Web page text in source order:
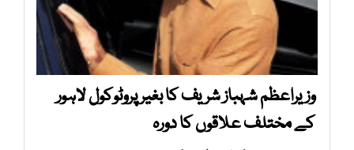
وزیراعظم شہباز شریف کا بغیر پروٹوکول لاہور
کے مختلف علاقوں کا دورہ